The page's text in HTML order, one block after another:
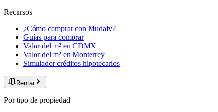
Recursos
¿Cómo comprar con Mudafy?
Guías para comprar
Valor del m² en CDMX
Valor del m² en Monterrey
Simulador créditos hipotecarios
Rentar
Por tipo de propiedad